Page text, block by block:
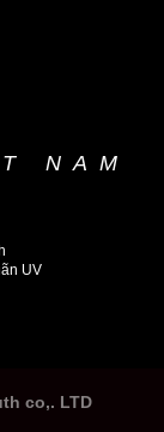
NAM
UV
co,. LTD